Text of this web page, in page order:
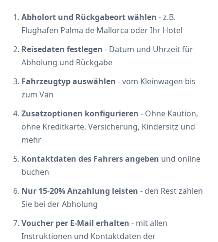
Abholort und Rückgabeort wählen - z.B.
Flughafen Palma de Mallorca oder Ihr Hotel
Reisedaten festlegen - Datum und Uhrzeit für
Abholung und Rückgabe
Fahrzeugtyp auswählen - vom Kleinwagen bis
zum Van
Zusatzoptionen konfigurieren - Ohne Kaution,
ohne Kreditkarte, Versicherung, Kindersitz und
mehr
Kontaktdaten des Fahrers angeben und online
buchen
Nur 15-20% Anzahlung leisten - den Rest zahlen
Sie bei der Abholung
Voucher per E-Mail erhalten - mit allen
Instruktionen und Kontaktdaten der